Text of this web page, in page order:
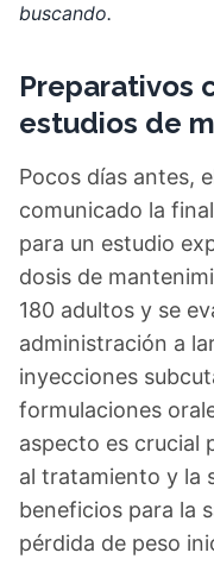
buscando.
Preparativos
estudios de
Pocos días antes,
comunicado la
para un estudio
dosis de
180 adultos y se
administración a
inyecciones
formulaciones
aspecto es crucial
al tratamiento y la
beneficios para la
pérdida de peso